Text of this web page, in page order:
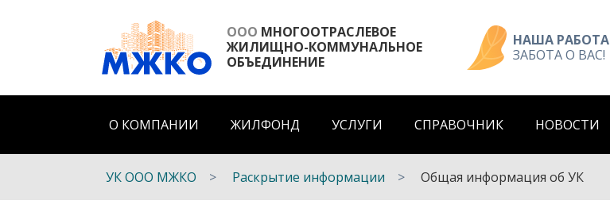
ООО МНОГООТРАСЛЕВОЕ
ЖИЛИЩНО-КОММУНАЛЬНОЕ
ОБЪЕДИНЕНИЕ
НАША РАБОТА
ЗАБОТА О ВАС!
О КОМПАНИИ ЖИЛФОНД УСЛУГИ СПРАВОЧНИК НОВОСТИ
УК ООО МЖКО Раскрытие информации Общая информация об УК